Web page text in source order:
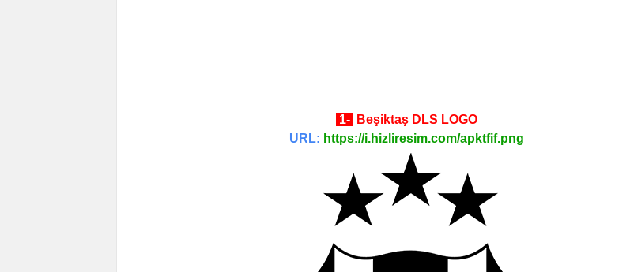
1-
Beşiktaş DLS LOGO
URL: https://i.hizliresim.com/apktfif.png